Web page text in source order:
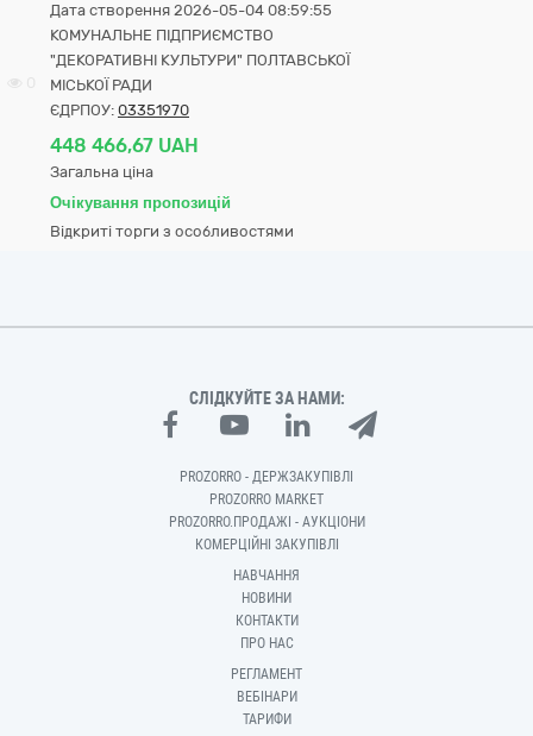
Дата створення 2026-05-04 08:59:55
КОМУНАЛЬНЕ ПІДПРИЄМСТВО
"ДЕКОРАТИВНІ КУЛЬТУРИ" ПОЛТАВСЬКОЇ
МІСЬКОЇ РАДИ
ЄДРПОУ: 03351970
448 466,67 UAH
Загальна ціна
Очікування пропозицій
Відкриті торги з особливостями
СЛІДКУЙТЕ ЗА НАМИ:
PROZORRO - ДЕРЖЗАКУПІВЛІ
PROZORRO MARKET
PROZORRO.ПРОДАЖІ - АУКЦІОНИ
КОМЕРЦІЙНІ ЗАКУПІВЛІ
НАВЧАННЯ
НОВИНИ
КОНТАКТИ
ПРО НАС
РЕГЛАМЕНТ
ВЕБІНАРИ
ТАРИФИ